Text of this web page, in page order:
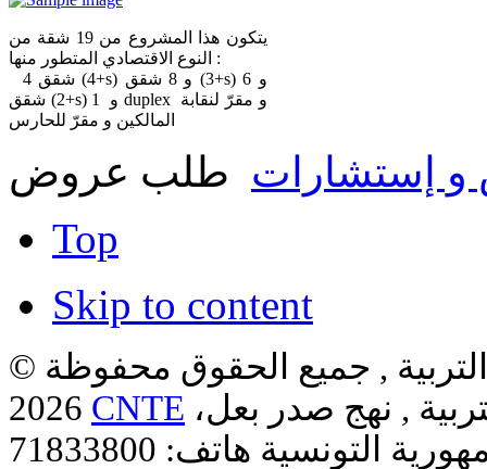
يتكون هذا المشروع من 19 شقة من
النوع الاقتصادي المتطور منها :
4 شقق (4+s) و 8 شقق (3+s) و 6
شقق (2+s) و 1 duplex و مقرّ لنقابة
المالكين و مقرّ للحارس
إستشارات طلب عروض
Top
Skip to content
, جميع الحقوق محفوظة ©
CNTE , نهج صدر بعل،